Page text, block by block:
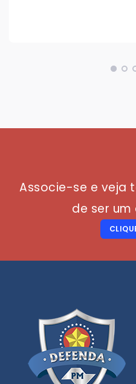
Associe-se e veja
de ser